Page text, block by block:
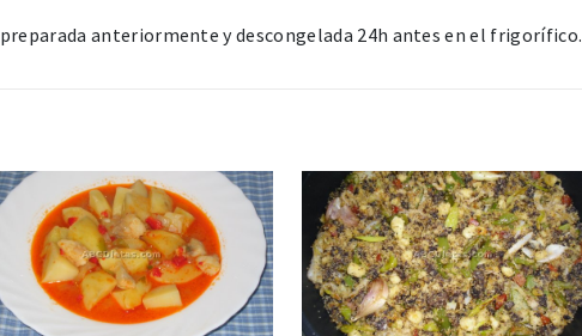
preparada anteriormente y descongelada 24h antes en el frigorífico.